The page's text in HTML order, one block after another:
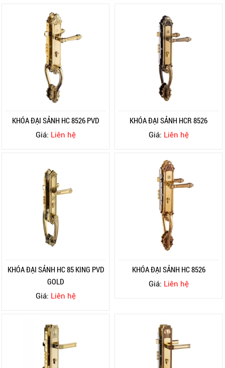
KHÓA ĐẠI SẢNH HC 8526 PVD
Giá: Liên hệ
KHÓA ĐẠI SẢNH HCR 8526
Giá: Liên hệ
KHÓA ĐẠI SẢNH HC 85 KING PVD
GOLD
Giá: Liên hệ
KHÓA ĐẠI SẢNH HC 8526
Giá: Liên hệ